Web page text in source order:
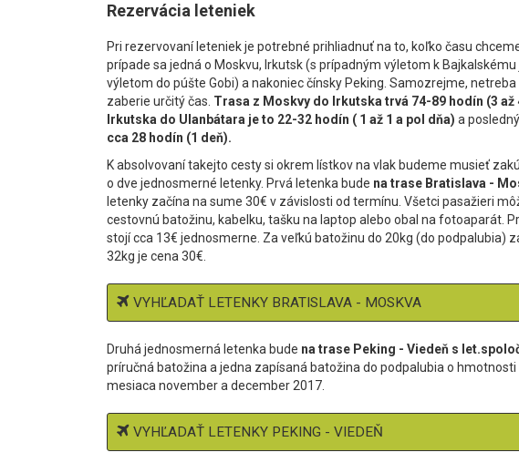
Rezervácia leteniek
Pri rezervovaní leteniek je potrebné prihliadnuť na to, koľko času
prípade sa jedná o Moskvu, Irkutsk (s prípadným výletom k
výletom do púšte Gobi) a nakoniec čínsky Peking. Samozrejme,
zaberie určitý čas. Trasa z Moskvy do Irkutska trvá 74-89 hodín (3 až
Irkutska do Ulanbátara je to 22-32 hodín ( 1 až 1 a pol dňa) a
cca 28 hodín (1 deň).
K absolvovaní takejto cesty si okrem lístkov na vlak budeme musieť
o dve jednosmerné letenky. Prvá letenka bude na trase Bratislava -
letenky začína na sume 30€ v závislosti od termínu. Všetci pasažieri
cestovnú batožinu, kabelku, tašku na laptop alebo obal na fotoaparát.
stojí cca 13€ jednosmerne. Za veľkú batožinu do 20kg (do podpalubia)
32kg je cena 30€.
VYHĽADAŤ LETENKY BRATISLAVA - MOSKVA
Druhá jednosmerná letenka bude na trase Peking - Viedeň s
príručná batožina a jedna zapísaná batožina do podpalubia o
mesiaca november a december 2017.
VYHĽADAŤ LETENKY PEKING - VIEDEŇ